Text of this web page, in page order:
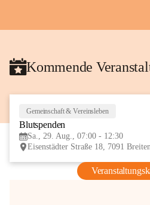
Kommende
Gemeinschaft & Vereinsleben
Blutspenden
Sa., 29. Aug., 07:00 - 12:30